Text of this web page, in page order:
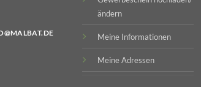
ändern
Meine Informationen
Meine Adressen